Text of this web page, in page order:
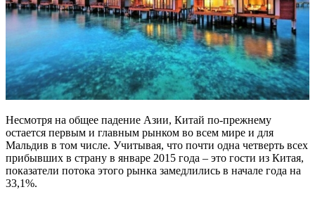
Несмотря на общее падение Азии, Китай по-прежнему
остается первым и главным рынком во всем мире и для
Мальдив в том числе. Учитывая, что почти одна четверть всех
прибывших в страну в январе 2015 года – это гости из Китая,
показатели потока этого рынка замедлились в начале года на
33,1%.